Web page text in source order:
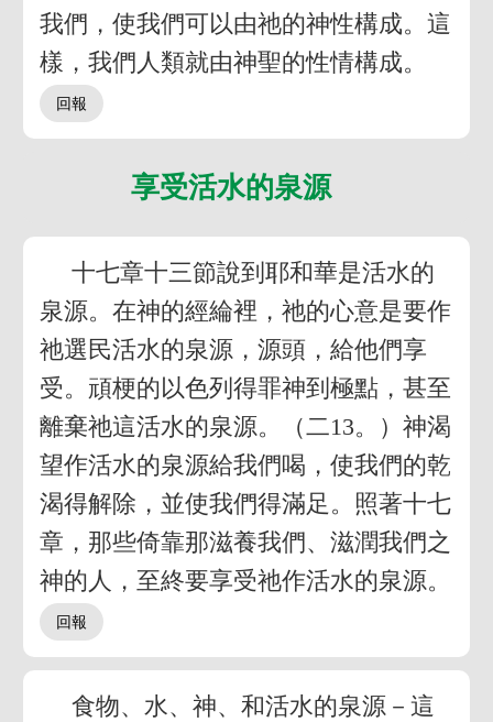
我們，使我們可以由祂的神性構成。這
樣，我們人類就由神聖的性情構成。
享受活水的泉源
十七章十三節說到耶和華是活水的
泉源。在神的經綸裡，祂的心意是要作
祂選民活水的泉源，源頭，給他們享
受。頑梗的以色列得罪神到極點，甚至
離棄祂這活水的泉源。（二13。）神渴
望作活水的泉源給我們喝，使我們的乾
渴得解除，並使我們得滿足。照著十七
章，那些倚靠那滋養我們、滋潤我們之
神的人，至終要享受祂作活水的泉源。
食物、水、神、和活水的泉源－這